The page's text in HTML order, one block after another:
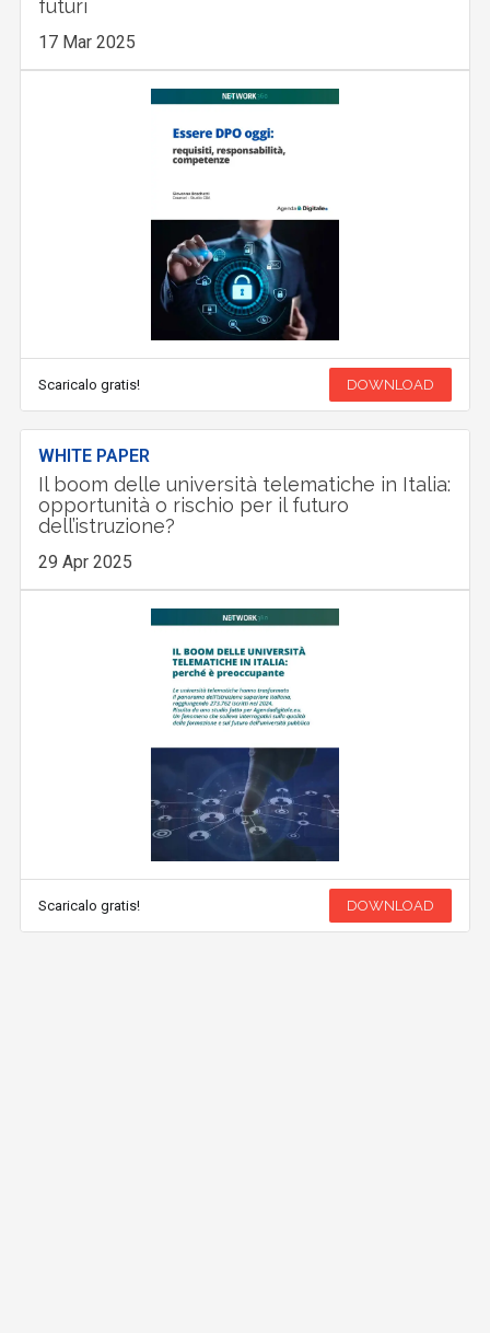
futuri
17 Mar 2025
Scaricalo gratis! DOWNLOAD
WHITE PAPER
Il boom delle università telematiche in Italia:
opportunità o rischio per il futuro
dell’istruzione?
29 Apr 2025
Scaricalo gratis! DOWNLOAD